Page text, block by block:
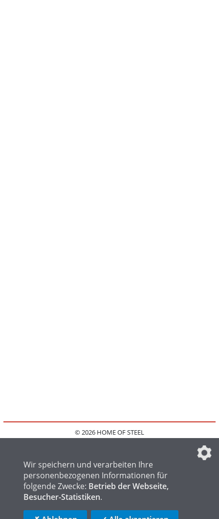
© 2026 HOME OF STEEL
IMPRESSUM
FAQ
DATENSCHUTZEINSTELLUNGEN
HOME OF LOGISTICS
Wir speichern und verarbeiten Ihre
personenbezogenen Informationen für
folgende Zwecke: Betrieb der Webseite,
Besucher-Statistiken.